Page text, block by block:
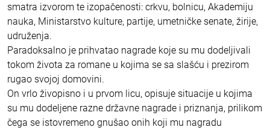
smatra izvorom te izopačenosti: crkvu, bolnicu, Akademiju
nauka, Ministarstvo kulture, partije, umetničke senate, žirije,
udruženja.
Paradoksalno je prihvatao nagrade koje su mu dodeljivali
tokom života za romane u kojima se sa slašću i prezirom
rugao svojoj domovini.
On vrlo živopisno i u prvom licu, opisuje situacije u kojima
su mu dodeljene razne državne nagrade i priznanja, prilikom
čega se istovremeno gnušao onih koji mu nagradu